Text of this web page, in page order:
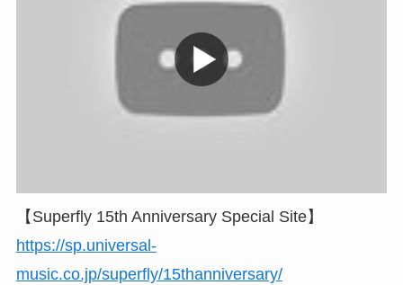
【Superfly 15th Anniversary Special Site】
https://sp.universal-
music.co.jp/superfly/15thanniversary/